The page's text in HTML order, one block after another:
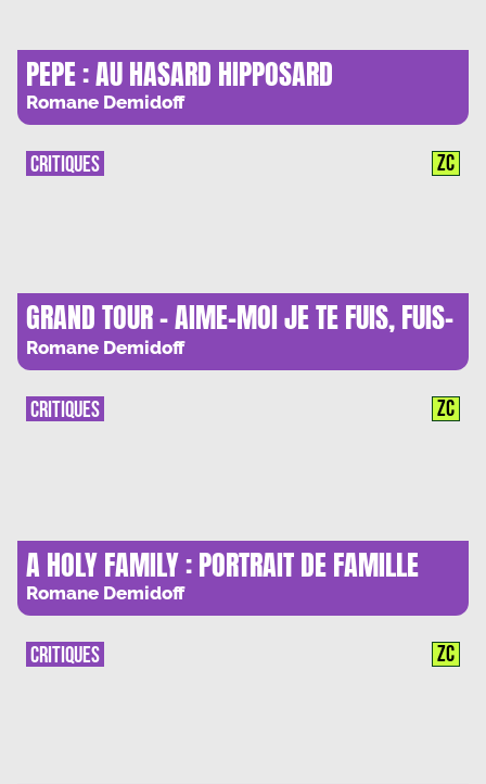
PEPE : AU HASARD HIPPOSARD
Romane Demidoff
GRAND TOUR – AIME-MOI JE TE FUIS, FUIS-
MOI JE TE SUIS
Romane Demidoff
CRITIQUES ZC
A HOLY FAMILY : PORTRAIT DE FAMILLE
Romane Demidoff
CRITIQUES ZC
CRITIQUES ZC